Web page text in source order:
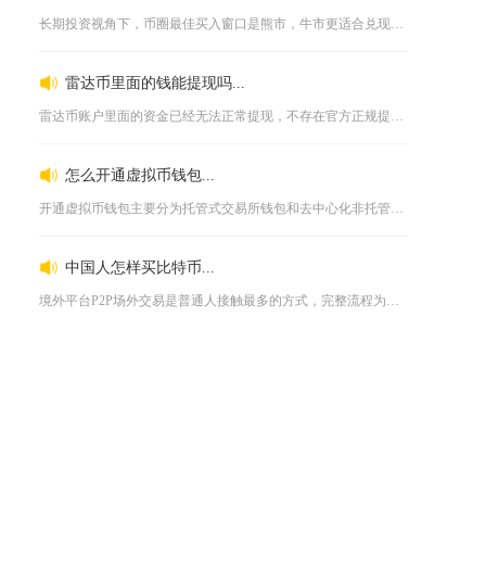
长期投资视角下，币圈最佳买入窗口是熊市，牛市更适合兑现利润而...
雷达币里面的钱能提现吗...
雷达币账户里面的资金已经无法正常提现，不存在官方正规提现渠道...
怎么开通虚拟币钱包...
开通虚拟币钱包主要分为托管式交易所钱包和去中心化非托管钱包两...
中国人怎样买比特币...
境外平台P2P场外交易是普通人接触最多的方式，完整流程为先完...